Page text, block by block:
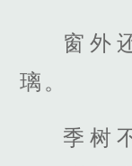
窗外
璃。
季树